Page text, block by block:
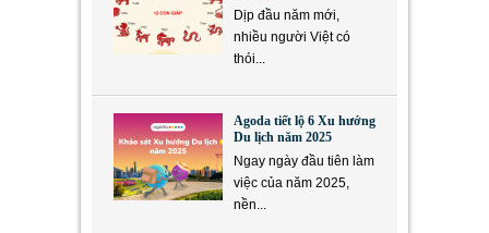
Dịp đầu năm mới,
nhiều người Việt có
thói...
Agoda tiết lộ 6 Xu hướng
Du lịch năm 2025
Ngay ngày đầu tiên làm
việc của năm 2025,
nền...